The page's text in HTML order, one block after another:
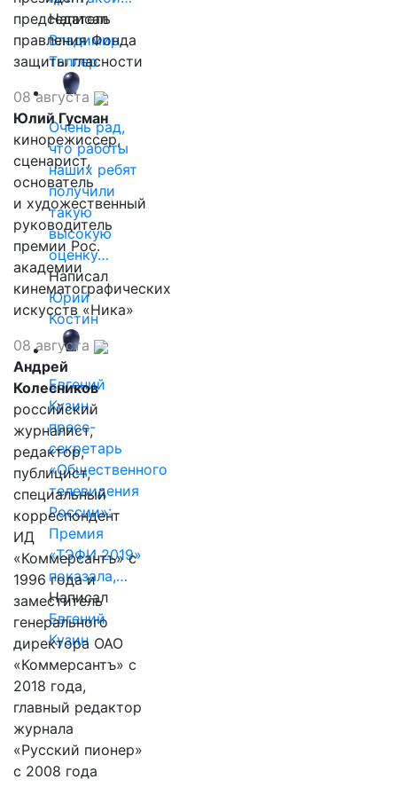
Написал
Владимир
Таллер
Очень рад,
что работы
наших ребят
получили
такую
высокую
оценку…
Написал
Юрий
Костин
Евгений
Кузин,
пресс-
секретарь
«Общественного
телевидения
России»:
Премия
«ТЭФИ 2019»
показала,…
Написал
Евгений
Кузин
председатель
правления Фонда
защиты гласности
08 августа
Юлий Гусман
кинорежиссер,
сценарист,
основатель
и художественный
руководитель
премии Рос.
академии
кинематографических
искусств «Ника»
08 августа
Андрей
Колесников
российский
журналист,
редактор,
публицист,
специальный
корреспондент
ИД
«Коммерсантъ» с
1996 года и
заместитель
генерального
директора ОАО
«Коммерсантъ» с
2018 года,
главный редактор
журнала
«Русский пионер»
с 2008 года